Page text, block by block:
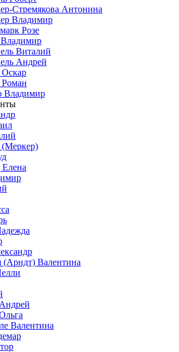
Стремякова Антонина
Владимир
Розe
Виталий
Андрей
Владимир
(Меркер)
Елена
(Арндт) Валентина
Валентина